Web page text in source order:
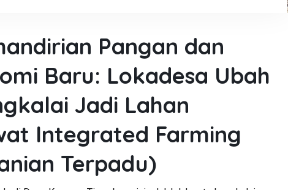
Pangan dan
Baru: Lokadesa Ubah
Jadi Lahan
Integrated Farming
Terpadu)